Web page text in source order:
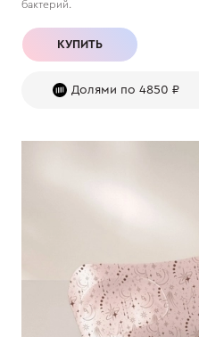
бактерий.
КУПИТЬ
Долями по 4850 ₽